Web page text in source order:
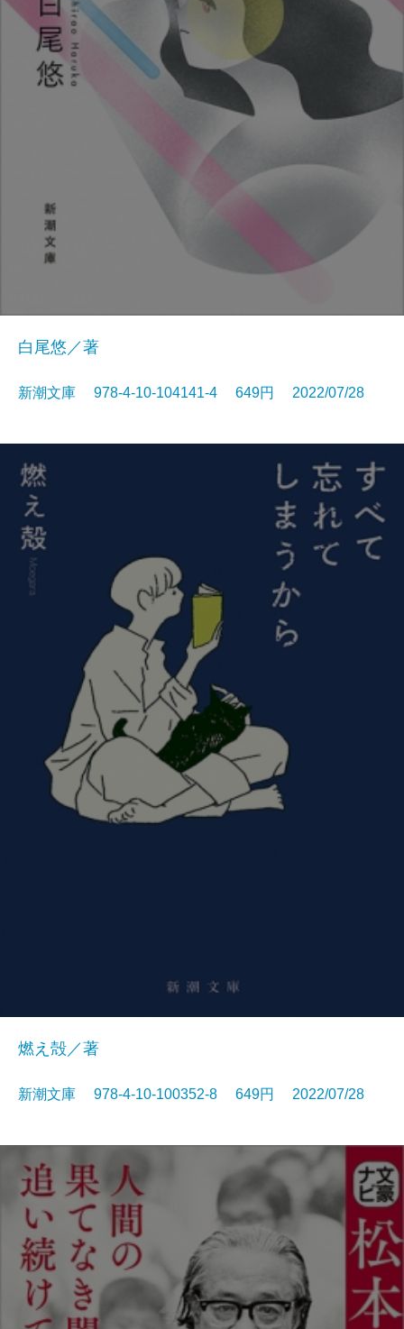
白尾悠／著
新潮文庫 978-4-10-104141-4 649円 2022/07/28
燃え殻／著
新潮文庫 978-4-10-100352-8 649円 2022/07/28